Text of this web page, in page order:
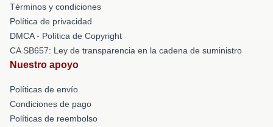
Términos y condiciones
Política de privacidad
DMCA - Política de Copyright
CA SB657: Ley de transparencia en la cadena de suministro
Nuestro apoyo
Políticas de envío
Condiciones de pago
Políticas de reembolso